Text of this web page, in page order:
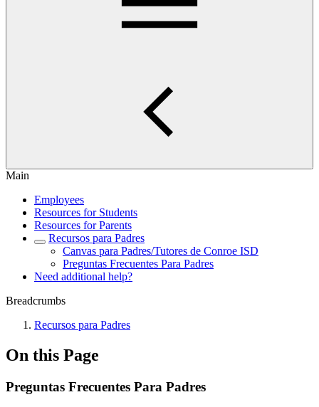
Main
Employees
Resources for Students
Resources for Parents
Recursos para Padres
Canvas para Padres/Tutores de Conroe ISD
Preguntas Frecuentes Para Padres
Need additional help?
Breadcrumbs
Recursos para Padres
On this Page
Preguntas Frecuentes Para Padres